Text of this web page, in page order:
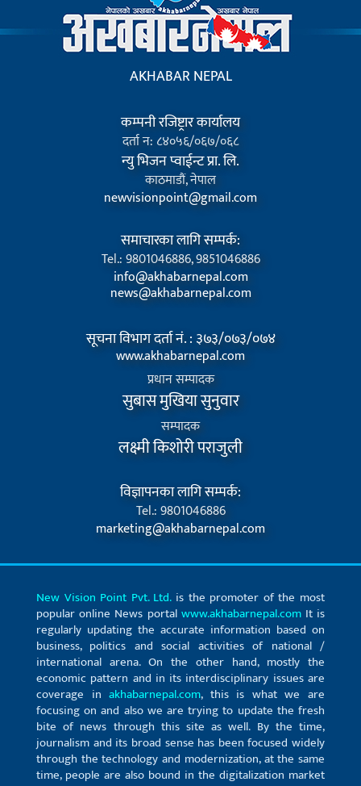
AKHABAR NEPAL
कम्पनी रजिष्ट्रार कार्यालय
दर्ता न: ८४०५६/०६७/०६८
न्यु भिजन प्वाईन्ट प्रा. लि.
काठमाडौं, नेपाल
newvisionpoint@gmail.com
समाचारका लागि सम्पर्क:
Tel.: 9801046886, 9851046886
info@akhabarnepal.com
news@akhabarnepal.com
सूचना विभाग दर्ता नं. : ३७३/०७३/०७४
www.akhabarnepal.com
प्रधान सम्पादक
सुबास मुखिया सुनुवार
सम्पादक
लक्ष्मी किशोरी पराजुली
विज्ञापनका लागि सम्पर्क:
Tel.: 9801046886
marketing@akhabarnepal.com
New Vision Point Pvt. Ltd.is the promoter of the most
popular online News portal www.akhabarnepal.comIt is
regularly updating the accurate information based on
business, politics and social activities of national /
international arena. On the other hand, mostly the
economic pattern and in its interdisciplinary issues are
coverage inakhabarnepal.com, this is what we are
focusing on and also we are trying to update the fresh
bite of news through this site as well. By the time,
journalism and its broad sense has been focused widely
through the technology and modernization, at the same
time, people are also bound in the digitalization market